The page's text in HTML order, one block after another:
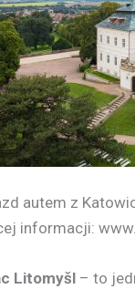
autem z
informacji:
Litomyšl – to